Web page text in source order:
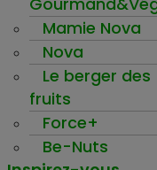
Mamie Nova
Nova
Le berger des
fruits
Force+
Be-Nuts